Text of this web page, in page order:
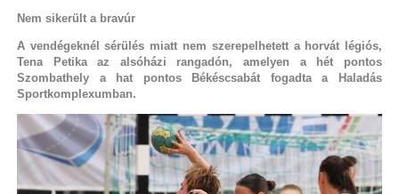
Nem sikerült a bravúr
A vendégeknél sérülés miatt nem szerepelhetett a horvát légiós,
Tena Petika az alsóházi rangadón, amelyen a hét pontos
Szombathely a hat pontos Békéscsabát fogadta a Haladás
Sportkomplexumban.